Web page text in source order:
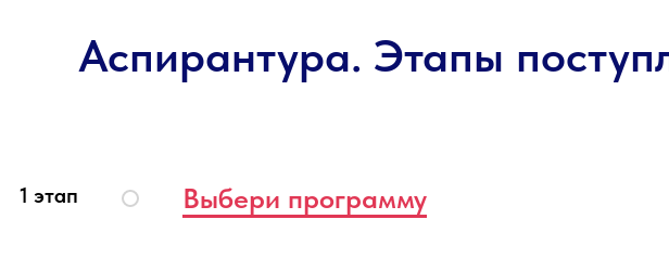
Аспирантура. Этапы
1 этап Выбери программу